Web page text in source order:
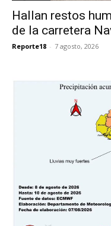
Hallan restos
de la carretera
Reporte18 - 7 agosto, 2026